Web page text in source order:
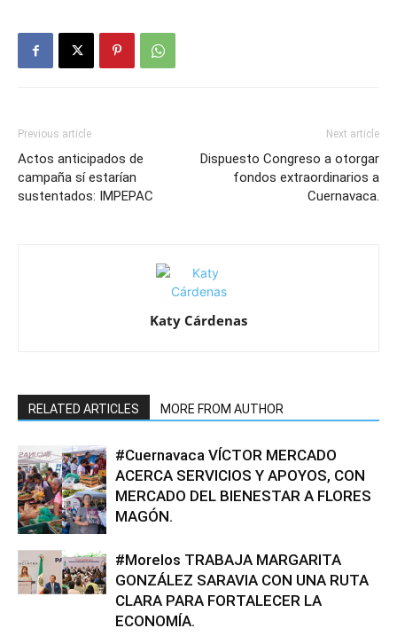
Previous article
Actos anticipados de
campaña sí estarían
sustentados: IMPEPAC
Next article
Dispuesto Congreso a otorgar
fondos extraordinarios a
Cuernavaca.
Katy Cárdenas
RELATED ARTICLES MORE FROM AUTHOR
#Cuernavaca VÍCTOR MERCADO
ACERCA SERVICIOS Y APOYOS, CON
MERCADO DEL BIENESTAR A FLORES
MAGÓN.
#Morelos TRABAJA MARGARITA
GONZÁLEZ SARAVIA CON UNA RUTA
CLARA PARA FORTALECER LA
ECONOMÍA.